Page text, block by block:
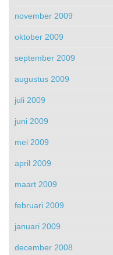
november 2009
oktober 2009
september 2009
augustus 2009
juli 2009
juni 2009
mei 2009
april 2009
maart 2009
februari 2009
januari 2009
december 2008